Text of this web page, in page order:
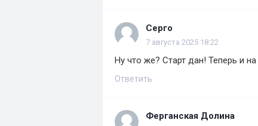
Серго
7 августа 2025 18:22
Ну что же? Старт дан! Теперь и
Ответить
Ферганская Долина